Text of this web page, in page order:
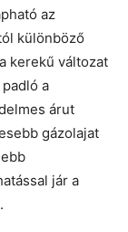
az
különböző
kerekű változat
a
árut
gázolajat
jár a